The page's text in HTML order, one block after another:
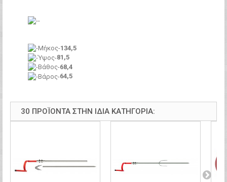
134,5
81,5
68,4
64,5
30 ΠΡΟΪΌΝΤΑ ΣΤΗΝ ΊΔΙΑ ΚΑΤΗΓΟΡΊΑ: